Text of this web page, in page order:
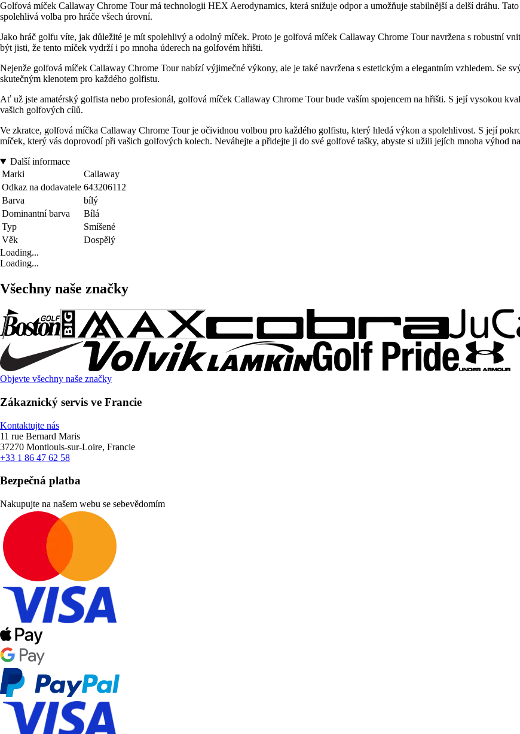
Golfová míček Callaway Chrome Tour má technologii HEX Aerodynamics, která snižuje odpor a umožňuje stabilnější a delší dráhu.
spolehlivá volba pro hráče všech úrovní.
Jako hráč golfu víte, jak důležité je mít spolehlivý a odolný míček. Proto je golfová míček Callaway Chrome Tour navržena s robustní
být jisti, že tento míček vydrží i po mnoha úderech na golfovém hřišti.
Nejenže golfová míček Callaway Chrome Tour nabízí výjimečné výkony, ale je také navržena s estetickým a elegantním vzhledem. Se
skutečným klenotem pro každého golfistu.
Ať už jste amatérský golfista nebo profesionál, golfová míček Callaway Chrome Tour bude vaším spojencem na hřišti. S její vysokou
vašich golfových cílů.
Ve zkratce, golfová míčka Callaway Chrome Tour je očividnou volbou pro každého golfistu, který hledá výkon a spolehlivost. S její
míček, který vás doprovodí při vašich golfových kolech. Neváhejte a přidejte ji do své golfové tašky, abyste si užili jejích mnoha výhod
Další informace
Marki
Callaway
Odkaz na dodavatele 643206112
Barva
bílý
Dominantní barva
Bílá
Typ
Smíšené
Věk
Dospělý
Loading...
Loading...
Všechny naše značky
Objevte všechny naše značky
Zákaznický servis ve Francie
Kontaktujte nás
11 rue Bernard Maris
37270 Montlouis-sur-Loire, Francie
+33 1 86 47 62 58
Bezpečná platba
Nakupujte na našem webu se sebevědomím